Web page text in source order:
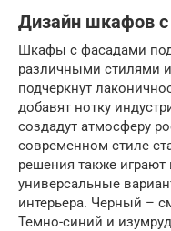
Дизайн шкафов
Шкафы с фасадами под
различными стилями
подчеркнут
добавят нотку
создадут атмосферу
современном стиле
решения также
универсальные
интерьера. Черный –
Темно-синий и